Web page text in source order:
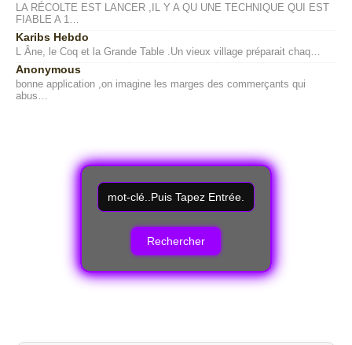
LA RÉCOLTE EST LANCER ,IL Y A QU UNE TECHNIQUE QUI EST
FIABLE A 1…
Karibs Hebdo
L Âne, le Coq et la Grande Table .Un vieux village préparait chaq…
Anonymous
bonne application ,on imagine les marges des commerçants qui
abus…
R
e
c